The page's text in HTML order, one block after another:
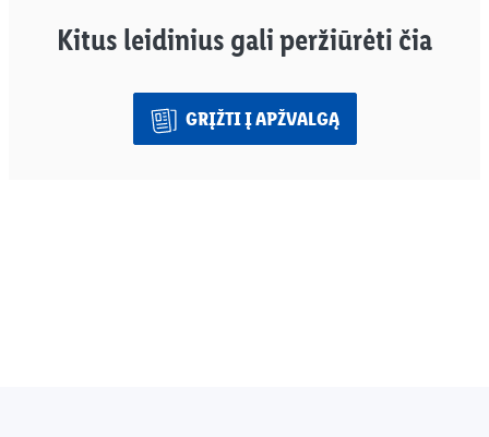
Kitus leidinius gali peržiūrėti čia
GRĮŽTI Į APŽVALGĄ